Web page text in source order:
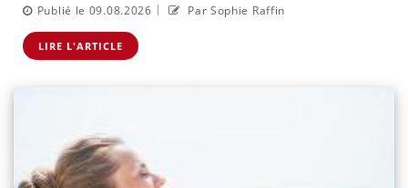
Publié le 09.08.2026 | Par Sophie Raffin
LIRE L'ARTICLE